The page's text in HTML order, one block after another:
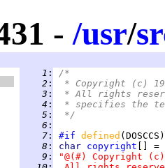
-/usr/
   1
:
/*
   2
:
* Copyright (c)
   3
:
* All rights
   4
:
* specifies the
   5
:
*/
   6
:
   7
: #if defined
   8
: char copyright
   9
:
"@(#) Copyright